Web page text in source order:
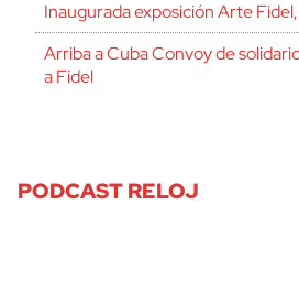
Inaugurada exposición Arte
Arriba a Cuba Convoy de
a Fidel
PODCAST RELOJ